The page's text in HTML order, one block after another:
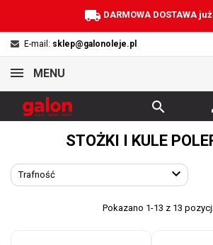
local_shipping DARMOWA DOSTAWA
E-mail: sklep@galonoleje.pl
MENU

STOŻKI I KULE
Trafność 
Pokazano 1-13 z 13